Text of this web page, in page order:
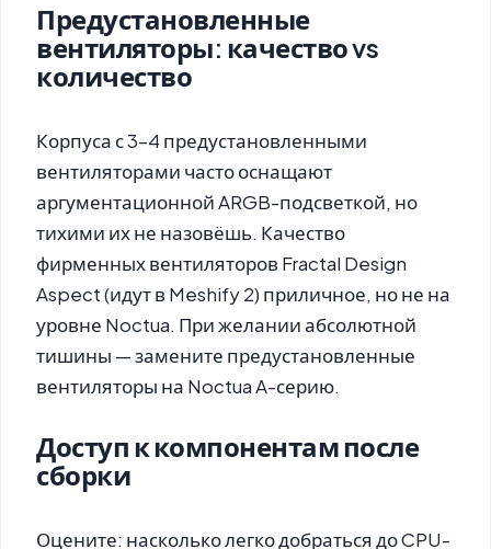
Предустановленные
вентиляторы: качество vs
количество
Корпуса с 3–4 предустановленными
вентиляторами часто оснащают
аргументационной ARGB-подсветкой, но
тихими их не назовёшь. Качество
фирменных вентиляторов Fractal Design
Aspect (идут в Meshify 2) приличное, но не на
уровне Noctua. При желании абсолютной
тишины — замените предустановленные
вентиляторы на Noctua A-серию.
Доступ к компонентам после
сборки
Оцените: насколько легко добраться до CPU-